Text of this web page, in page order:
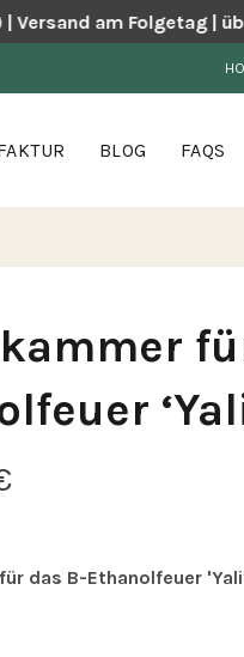
am Folgetag |
BLOG FAQS
Aktueller
ist:
das B-Ethanolfeuer